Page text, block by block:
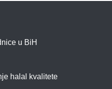
u BiH
halal kvalitete